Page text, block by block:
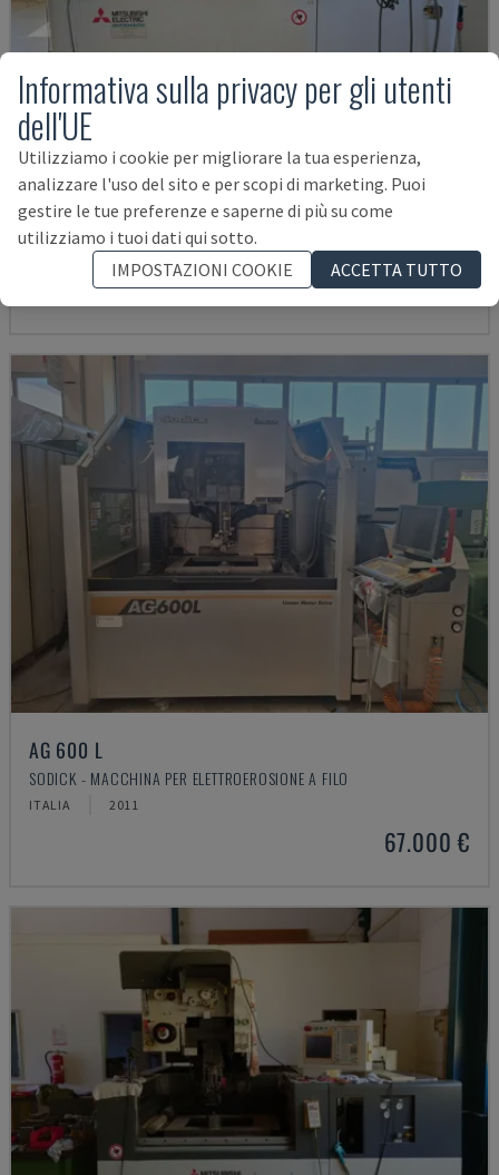
MV2400R
MITSUBISHI - MACCHINA PER ELETTROEROSIONE A FILO
2017 4.000 ORE
54.000 €
AG 600 L
SODICK - MACCHINA PER ELETTROEROSIONE A FILO
ITALIA 2011
67.000 €
Informativa sulla privacy per gli utenti
dell'UE
Utilizziamo i cookie per migliorare la tua esperienza,
analizzare l'uso del sito e per scopi di marketing. Puoi
gestire le tue preferenze e saperne di più su come
utilizziamo i tuoi dati qui sotto.
IMPOSTAZIONI COOKIE
ACCETTA TUTTO